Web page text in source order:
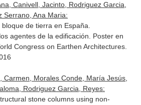
Canivell, Jacinto, Rodriguez Garcia,
Serrano, Ana Maria:
de tierra en España.
agentes de la edificación. Poster en
Congress on Earthen Architectures.
Carmen, Morales Conde, María Jesús,
Rodriguez Garcia, Reyes:
stone columns using non-